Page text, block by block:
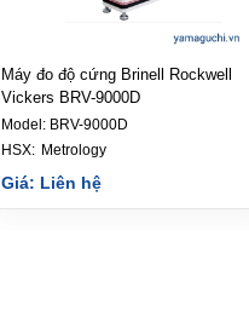
Máy đo độ cứng Brinell Rockwell
Vickers BRV-9000D
Model: BRV-9000D
HSX: Metrology
Giá: Liên hệ